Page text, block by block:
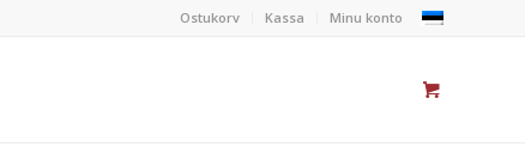
Ostukorv Kassa Minu konto